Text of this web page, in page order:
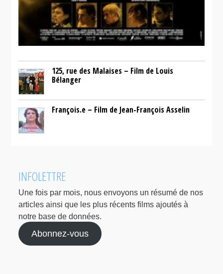
125, rue des Malaises – Film de Louis
Bélanger
François.e – Film de Jean-François Asselin
INFOLETTRE
Une fois par mois, nous envoyons un résumé de nos
articles ainsi que les plus récents films ajoutés à
notre base de données.
Abonnez-vous